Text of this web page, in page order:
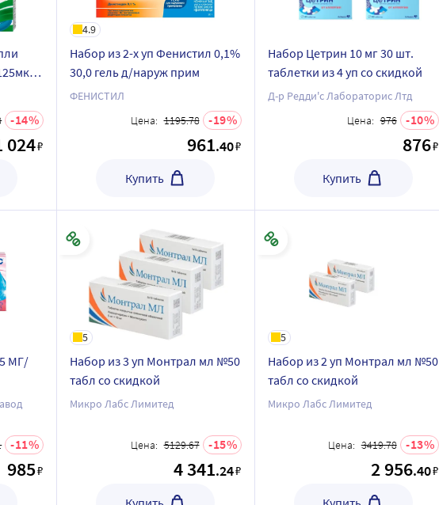
14
024₽
4.9
Набор из 2-х уп Фенистил 0,1%
30,0 гель д/наруж прим
ФЕНИСТИЛ
Цена: 1195.78 19
961.40₽
Купить
Набор Цетрин 10 мг 30 шт.
таблетки из 4 уп со скидкой
Д-р Редди'с Лабораторис Лтд
Цена: 976 10
876₽
Купить
МГ/
11
985₽
5
Набор из 3 уп Монтрал мл №50
табл со скидкой
Микро Лабс Лимитед
Цена: 5129.67 15
4 341.24₽
5
Набор из 2 уп Монтрал мл №50
табл со скидкой
Микро Лабс Лимитед
Цена: 3419.78 13
2 956.40₽